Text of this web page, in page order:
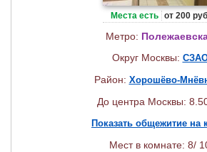
Места есть от 200
Метро:
Округ Москвы:
Район: Хорошёво-
До центра Москвы:
Показать общежитие на
Мест в комнате: 8/